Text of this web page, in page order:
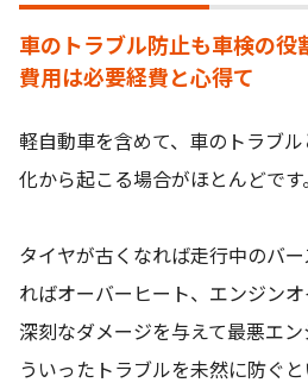
車のトラブル防止も車検の
費用は必要経費と心得て
軽自動車を含めて、車のトラブ
化から起こる場合がほとんどです。
タイヤが古くなれば走行中のバ
ればオーバーヒート、エンジン
深刻なダメージを与えて最悪エ
ういったトラブルを未然に防ぐ